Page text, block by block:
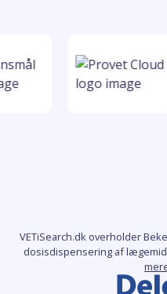
VETiSearch.dk overholder
dosisdispensering af